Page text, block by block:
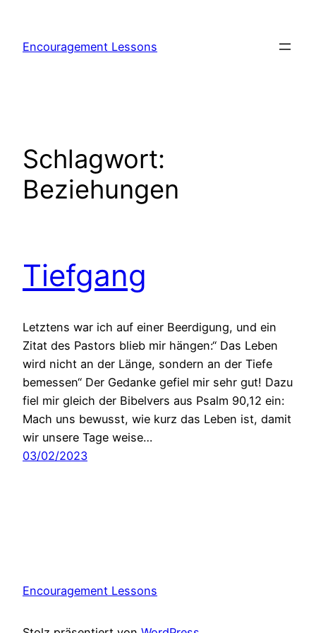
Encouragement Lessons
Schlagwort:
Beziehungen
Tiefgang
Letztens war ich auf einer Beerdigung, und ein
Zitat des Pastors blieb mir hängen:“ Das Leben
wird nicht an der Länge, sondern an der Tiefe
bemessen“ Der Gedanke gefiel mir sehr gut! Dazu
fiel mir gleich der Bibelvers aus Psalm 90,12 ein:
Mach uns bewusst, wie kurz das Leben ist, damit
wir unsere Tage weise…
03/02/2023
Encouragement Lessons